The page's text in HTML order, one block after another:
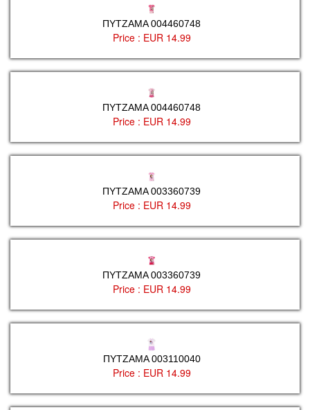
ΠΥΤΖΑΜΑ 004460748
Price : EUR 14.99
ΠΥΤΖΑΜΑ 004460748
Price : EUR 14.99
ΠΥΤΖΑΜΑ 003360739
Price : EUR 14.99
ΠΥΤΖΑΜΑ 003360739
Price : EUR 14.99
ΠΥΤΖΑΜΑ 003110040
Price : EUR 14.99